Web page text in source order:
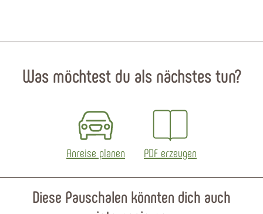
Was möchtest du als nächstes tun?
Anreise planen PDF erzeugen
Diese Pauschalen könnten dich auch